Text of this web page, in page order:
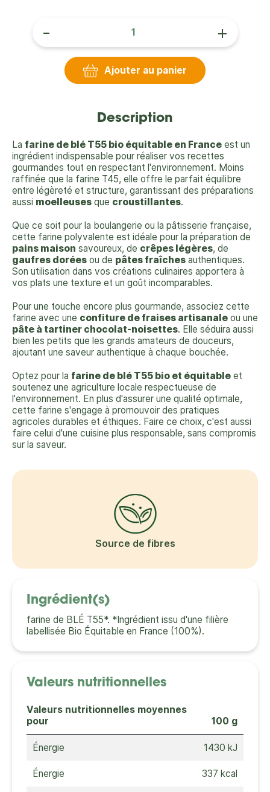
- +
Ajouter au panier
Description
La farine de blé T55 bio équitable en France est un
ingrédient indispensable pour réaliser vos recettes
gourmandes tout en respectant l'environnement. Moins
raffinée que la farine T45, elle offre le parfait équilibre
entre légèreté et structure, garantissant des préparations
aussi moelleuses que croustillantes.
Que ce soit pour la boulangerie ou la pâtisserie française,
cette farine polyvalente est idéale pour la préparation de
pains maison savoureux, de crêpes légères, de
gaufres dorées ou de pâtes fraîches authentiques.
Son utilisation dans vos créations culinaires apportera à
vos plats une texture et un goût incomparables.
Pour une touche encore plus gourmande, associez cette
farine avec une confiture de fraises artisanale ou une
pâte à tartiner chocolat-noisettes. Elle séduira aussi
bien les petits que les grands amateurs de douceurs,
ajoutant une saveur authentique à chaque bouchée.
Optez pour la farine de blé T55 bio et équitable et
soutenez une agriculture locale respectueuse de
l'environnement. En plus d'assurer une qualité optimale,
cette farine s'engage à promouvoir des pratiques
agricoles durables et éthiques. Faire ce choix, c'est aussi
faire celui d'une cuisine plus responsable, sans compromis
sur la saveur.
Source de fibres
Ingrédient(s)
farine de BLÉ T55*. *Ingrédient issu d'une filière
labellisée Bio Équitable en France (100%).
Valeurs nutritionnelles
Valeurs nutritionnelles moyennes
pour
100 g
Énergie 1430 kJ
Énergie 337 kcal